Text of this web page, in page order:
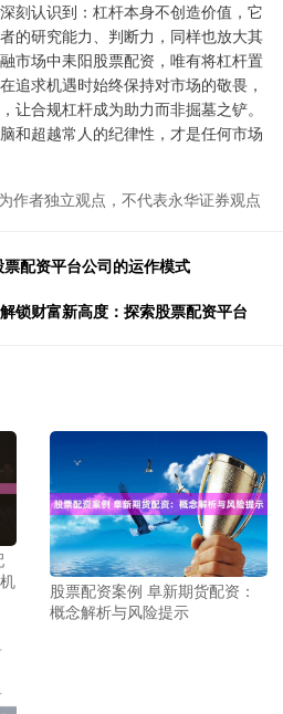
刻认识到：杠杆本身不创造价值，它
的研究能力、判断力，同样也放大其
市场中耒阳股票配资，唯有将杠杆置
追求机遇时始终保持对市场的敬畏，
让合规杠杆成为助力而非掘墓之铲。
和超越常人的纪律性，才是任何市场
作者独立观点，不代表永华证券观点
配资平台公司的运作模式
锁财富新高度：探索股票配资平台
股票配资案例 阜新期货配资：
概念解析与风险提示